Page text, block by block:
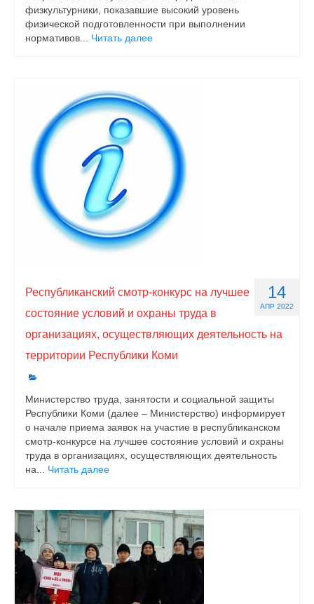
физкультурники, показавшие высокий уровень
физической подготовленности при выполнении
нормативов... Читать далее
14
АПР 2022
Республиканский смотр-конкурс на лучшее
состояние условий и охраны труда в
организациях, осуществляющих деятельность на
территории Республики Коми
Министерство труда, занятости и социальной защиты
Республики Коми (далее – Министерство) информирует
о начале приема заявок на участие в республиканском
смотр-конкурсе на лучшее состояние условий и охраны
труда в организациях, осуществляющих деятельность
на... Читать далее